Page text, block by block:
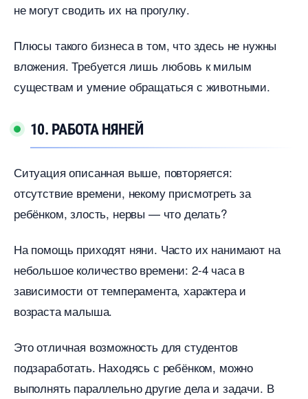
не могут сводить их на прогулку.
Плюсы такого бизнеса в том, что здесь не нужны
ложения. Требуется лишь любовь к милым
существам и умение обращаться с животными.
10. РАБОТА НЯНЕЙ
Ситуация описанная выше, повторяется:
отсутствие времени, некому присмотреть за
ребёнком, злость, нервы — что делать?
На помощь приходят няни. Часто их нанимают на
небольшое количество времени: 2-4 часа
зависимости от темперамента, характера и
озраста малыша.
Это отличная возможность для студенто
подзаработать. Находясь с ребёнком, можно
ыполнять параллельно другие дела и задачи.